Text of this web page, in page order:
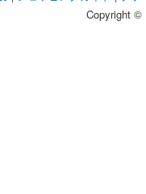
Copyright ©